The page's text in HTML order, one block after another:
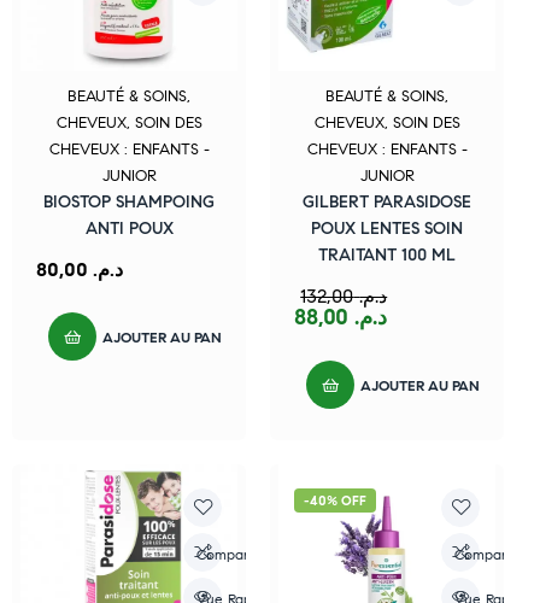
BEAUTÉ & SOINS,
CHEVEUX, SOIN DES
CHEVEUX : ENFANTS -
JUNIOR
BIOSTOP SHAMPOING
ANTI POUX
د.م.
AJOUTER AU PANIER
BEAUTÉ & SOINS,
CHEVEUX, SOIN DES
CHEVEUX : ENFANTS -
JUNIOR
GILBERT PARASIDOSE
POUX LENTES SOIN
TRAITANT 100 ML
د.م.132,00
د.م.
AJOUTER AU PANIER
Compare
Vue Rapide
-40% OFF
Compare
Vue Rapide